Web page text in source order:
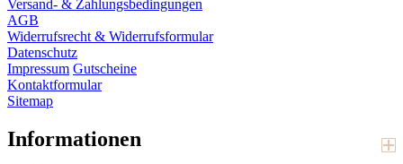
Versand- & Zahlungsbedingungen
AGB
Widerrufsrecht & Widerrufsformular
Datenschutz
Impressum Gutscheine
Kontaktformular
Sitemap
Informationen